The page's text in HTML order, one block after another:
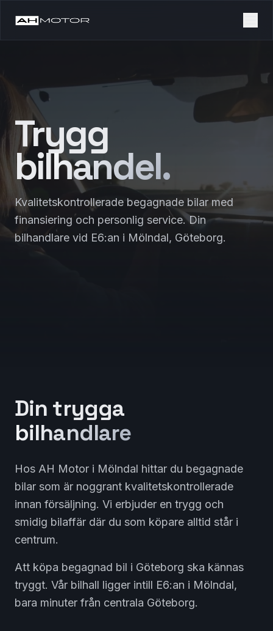
Trygg
bilhandel.
Kvalitetskontrollerade begagnade bilar med
finansiering och personlig service. Din
bilhandlare vid E6:an i Mölndal, Göteborg.
Din trygga
bilhandlare
Hos AH Motor i Mölndal hittar du begagnade
bilar som är noggrant kvalitetskontrollerade
innan försäljning. Vi erbjuder en trygg och
smidig bilaffär där du som köpare alltid står i
centrum.
Att köpa begagnad bil i Göteborg ska kännas
tryggt. Vår bilhall ligger intill E6:an i Mölndal,
bara minuter från centrala Göteborg.